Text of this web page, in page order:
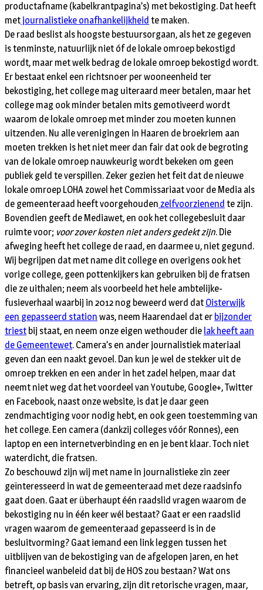
productafname (kabelkrantpagina’s) met bekostiging. Dat heeft
met journalistieke onafhankelijkheid te maken.
De raad beslist als hoogste bestuursorgaan, als het ze gegeven
is tenminste, natuurlijk niet óf de lokale omroep bekostigd
wordt, maar met welk bedrag de lokale omroep bekostigd wordt.
Er bestaat enkel een richtsnoer per wooneenheid ter
bekostiging, het college mag uiteraard meer betalen, maar het
college mag ook minder betalen mits gemotiveerd wordt
waarom de lokale omroep met minder zou moeten kunnen
uitzenden. Nu alle verenigingen in Haaren de broekriem aan
moeten trekken is het niet meer dan fair dat ook de begroting
van de lokale omroep nauwkeurig wordt bekeken om geen
publiek geld te verspillen. Zeker gezien het feit dat de nieuwe
lokale omroep LOHA zowel het Commissariaat voor de Media als
de gemeenteraad heeft voorgehouden zelfvoorzienend te zijn.
Bovendien geeft de Mediawet, en ook het collegebesluit daar
ruimte voor; voor zover kosten niet anders gedekt zijn. Die
afweging heeft het college de raad, en daarmee u, niet gegund.
Wij begrijpen dat met name dit college en overigens ook het
vorige college, geen pottenkijkers kan gebruiken bij de fratsen
die ze uithalen; neem als voorbeeld het hele ambtelijke-
fusieverhaal waarbij in 2012 nog beweerd werd dat Oisterwijk
een gepasseerd station was, neem Haarendael dat er bijzonder
triest bij staat, en neem onze eigen wethouder die lak heeft aan
de Gemeentewet. Camera’s en ander journalistiek materiaal
geven dan een naakt gevoel. Dan kun je wel de stekker uit de
omroep trekken en een ander in het zadel helpen, maar dat
neemt niet weg dat het voordeel van Youtube, Google+, Twitter
en Facebook, naast onze website, is dat je daar geen
zendmachtiging voor nodig hebt, en ook geen toestemming van
het college. Een camera (dankzij colleges vóór Ronnes), een
laptop en een internetverbinding en en je bent klaar. Toch niet
waterdicht, die fratsen.
Zo beschouwd zijn wij met name in journalistieke zin zeer
geïnteresseerd in wat de gemeenteraad met deze raadsinfo
gaat doen. Gaat er überhaupt één raadslid vragen waarom de
bekostiging nu in één keer wél bestaat? Gaat er een raadslid
vragen waarom de gemeenteraad gepasseerd is in de
besluitvorming? Gaat iemand een link leggen tussen het
uitblijven van de bekostiging van de afgelopen jaren, en het
financieel wanbeleid dat bij de HOS zou bestaan? Wat ons
betreft, op basis van ervaring, zijn dit retorische vragen, maar,